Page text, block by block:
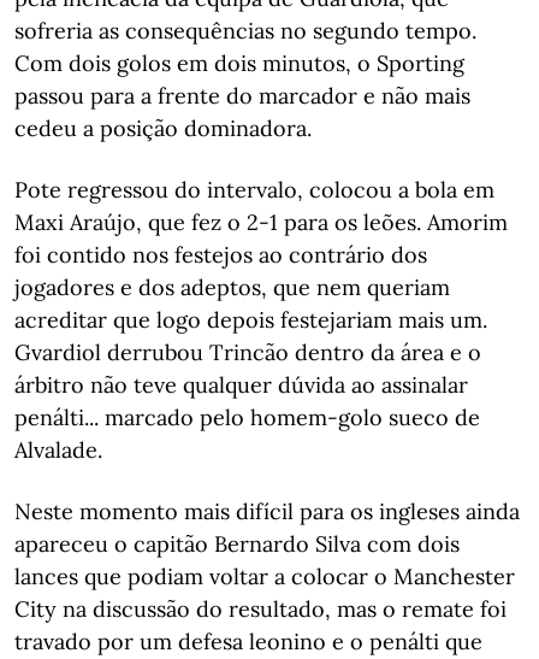
sofreria as consequências no segundo tempo.
Com dois golos em dois minutos, o Sporting
passou para a frente do marcador e não mais
cedeu a posição dominadora.
Pote regressou do intervalo, colocou a bola em
Maxi Araújo, que fez o 2-1 para os leões. Amorim
foi contido nos festejos ao contrário dos
jogadores e dos adeptos, que nem queriam
acreditar que logo depois festejariam mais um.
Gvardiol derrubou Trincão dentro da área e o
árbitro não teve qualquer dúvida ao assinalar
penálti... marcado pelo homem-golo sueco de
Alvalade.
Neste momento mais difícil para os ingleses ainda
apareceu o capitão Bernardo Silva com dois
lances que podiam voltar a colocar o Manchester
City na discussão do resultado, mas o remate foi
travado por um defesa leonino e o penálti que